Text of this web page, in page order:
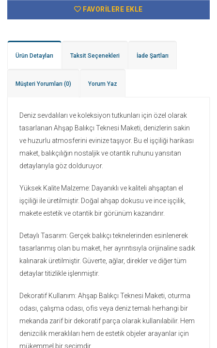
FAVORILERE EKLE
Ürün Detayları Taksit Seçenekleri İade Şartları
Müşteri Yorumları (0) Yorum Yaz
Deniz sevdalıları ve koleksiyon tutkunları için özel olarak
tasarlanan Ahşap Balıkçı Teknesi Maketi, denizlerin sakin
ve huzurlu atmosferini evinize taşıyor. Bu el işçiliği harikası
maket, balıkçılığın nostaljik ve otantik ruhunu yansıtan
detaylarıyla göz dolduruyor.
Yüksek Kalite Malzeme: Dayanıklı ve kaliteli ahşaptan el
işçiliği ile üretilmiştir. Doğal ahşap dokusu ve ince işçilik,
makete estetik ve otantik bir görünüm kazandırır.
Detaylı Tasarım: Gerçek balıkçı teknelerinden esinlenerek
tasarlanmış olan bu maket, her ayrıntısıyla orijinaline sadık
kalınarak üretilmiştir. Güverte, ağlar, direkler ve diğer tüm
detaylar titizlikle işlenmiştir.
Dekoratif Kullanım: Ahşap Balıkçı Teknesi Maketi, oturma
odası, çalışma odası, ofis veya deniz temalı herhangi bir
mekanda zarif bir dekoratif parça olarak kullanılabilir. Hem
denizcilik meraklıları hem de estetik objeler arayanlar için
mükemmel bir seçimdir.